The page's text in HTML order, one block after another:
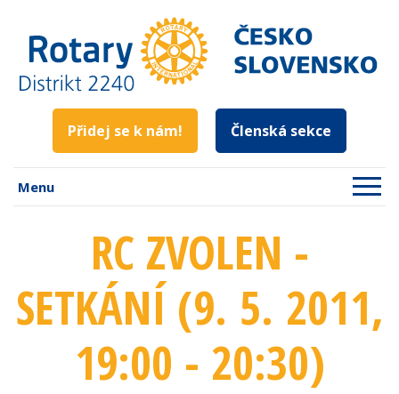
Přidej se k nám! Členská sekce
Menu
RC ZVOLEN -
SETKÁNÍ (9. 5. 2011,
19:00 - 20:30)